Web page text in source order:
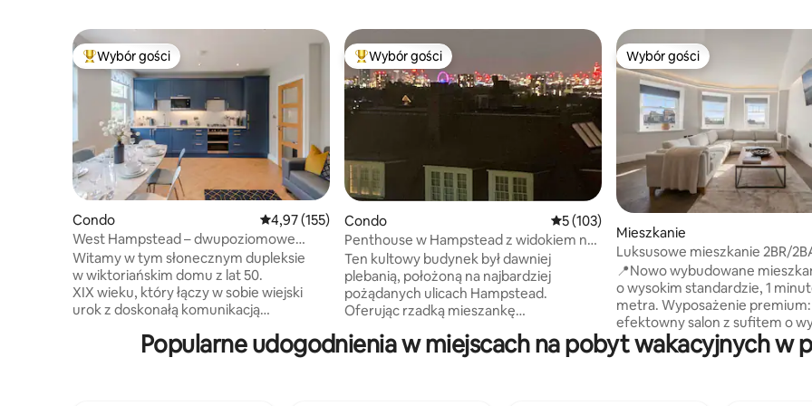
Najpopularniejsze z kategorii Wybór gości
Wybór gości
Condo Średnia ocena: 4,97 na 5, liczba recenzji: 155
4,97 (155)
West Hampstead – dwupoziomowe
mieszkanie rodzinne z 3 sypialniami •
3 linie metra
Witamy w tym słonecznym dupleksie
w wiktoriańskim domu z lat 50.
XIX wieku, który łączy w sobie wiejski
urok z doskonałą komunikacją
dwuosobowe, 2 łazienki oraz jasną część
dzienno-jadalną dla 6 osób. Zupełnie
Najpopularniejsze z kategorii Wybór gości
Wybór gości
Condo Średnia ocena: 5 na 5, liczba recenzji: 103
5 (103)
Penthouse w Hampstead z widokiem na
Londyn
Ten kultowy budynek był dawniej
plebanią, położoną na najbardziej
pożądanych ulicach Hampstead.
Oferując rzadką mieszankę
elegancji, nieruchomość oferuje
zapierające dech w piersiach
Wybór gości
Wybór gości
Mieszkanie
Luksusowe mieszkanie 2BR/
Hampstead | AC
📍Nowo wybudowane
o wysokim standardzie, 1
metra. Wyposażenie premium:
efektowny salon z sufitem o
4 m, szybki Internet Starlink,
podłogi, designerska kuchnia,
Popularne udogodnienia w miejscach na pobyt wakacyjnych w